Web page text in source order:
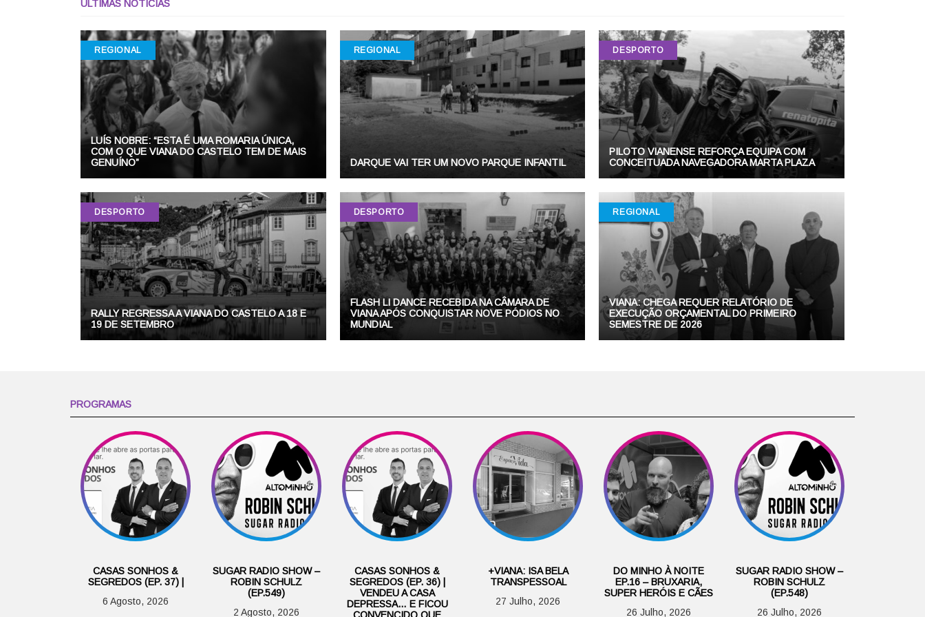
ÚLTIMAS NOTÍCIAS
REGIONAL
LUÍS NOBRE: “ESTA É UMA ROMARIA ÚNICA,
COM O QUE VIANA DO CASTELO TEM DE MAIS
GENUÍNO”
REGIONAL
DARQUE VAI TER UM NOVO PARQUE INFANTIL
DESPORTO
PILOTO VIANENSE REFORÇA EQUIPA COM
CONCEITUADA NAVEGADORA MARTA PLAZA
DESPORTO
RALLY REGRESSA A VIANA DO CASTELO A 18 E
19 DE SETEMBRO
DESPORTO
FLASH LI DANCE RECEBIDA NA CÂMARA DE
VIANA APÓS CONQUISTAR NOVE PÓDIOS NO
MUNDIAL
REGIONAL
VIANA: CHEGA REQUER RELATÓRIO DE
EXECUÇÃO ORÇAMENTAL DO PRIMEIRO
SEMESTRE DE 2026
PROGRAMAS
CASAS SONHOS &
SEGREDOS (EP. 37) |
6 Agosto, 2026
SUGAR RADIO SHOW –
ROBIN SCHULZ
(EP.549)
2 Agosto, 2026
CASAS SONHOS &
SEGREDOS (EP. 36) |
VENDEU A CASA
DEPRESSA… E FICOU
+VIANA: ISA BELA
TRANSPESSOAL
27 Julho, 2026
DO MINHO À NOITE
EP.16 – BRUXARIA,
SUPER HERÓIS E CÃES
26 Julho, 2026
SUGAR RADIO SHOW –
ROBIN SCHULZ
(EP.548)
26 Julho, 2026